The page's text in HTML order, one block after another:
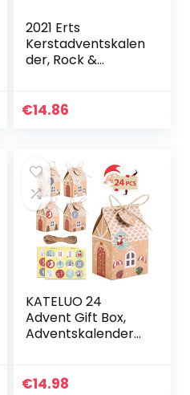
2021 Erts
Kerstadventskalen
der, Rock &
met 24 stuks
€14.86
KATELUO 24
Advent Gift Box,
Adventskalender
Stickers, kerst
€14.98